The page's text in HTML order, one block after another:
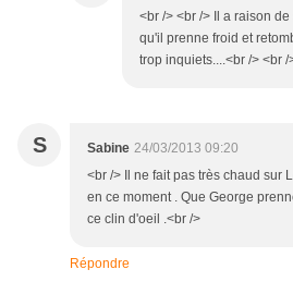
<br /> <br /> Il a raison
qu'il prenne froid et
trop inquiets....<br /> <br /
S Sabine 24/03/2013 09:20
<br /> Il ne fait pas très chaud sur
en ce moment . Que George
ce clin d'oeil .<br />
Répondre